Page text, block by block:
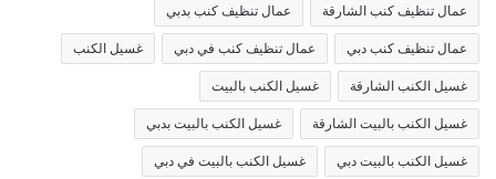
عمال تنظيف كنب الشارقة عمال تنظيف كنب بدبي
عمال تنظيف كنب دبي عمال تنظيف كنب في دبي غسيل الكنب
غسيل الكنب الشارقة غسيل الكنب بالبيت
غسيل الكنب بالبيت الشارقة غسيل الكنب بالبيت بدبي
غسيل الكنب بالبيت دبي غسيل الكنب بالبيت في دبي